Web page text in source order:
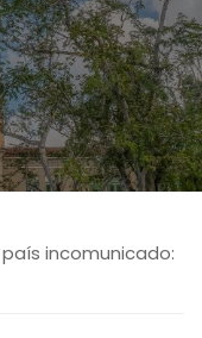
incomunicado: